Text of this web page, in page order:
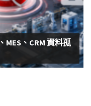
MES、CRM 資料孤